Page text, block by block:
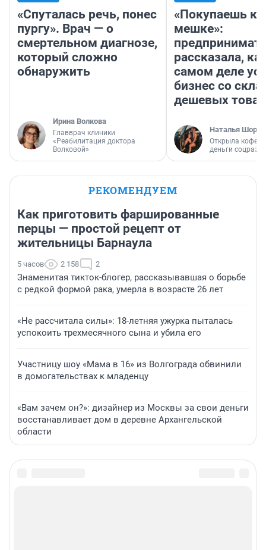
«Спуталась речь, понес
пургу». Врач — о
смертельном диагнозе,
который сложно
обнаружить
Ирина Волкова
Главврач клиники
«Реабилитация доктора
Волковой»
«Покупаешь
мешке»:
рассказала,
самом деле
бизнес со
дешевых
Наталья
Открыла
деньги
РЕКОМЕНДУЕМ
Как приготовить фаршированные
перцы — простой рецепт от
жительницы Барнаула
5 часов 2 158 2
Знаменитая тикток-блогер, рассказывавшая о борьбе
с редкой формой рака, умерла в возрасте 26 лет
«Не рассчитала силы»: 18-летняя ужурка пыталась
успокоить трехмесячного сына и убила его
Участницу шоу «Мама в 16» из Волгограда обвинили
в домогательствах к младенцу
«Вам зачем он?»: дизайнер из Москвы за свои деньги
восстанавливает дом в деревне Архангельской
области